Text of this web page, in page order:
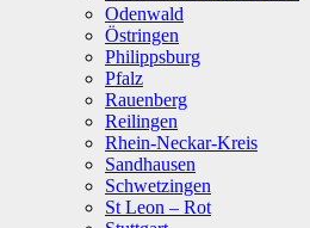
Odenwald
Östringen
Philippsburg
Pfalz
Rauenberg
Reilingen
Rhein-Neckar-Kreis
Sandhausen
Schwetzingen
St Leon – Rot